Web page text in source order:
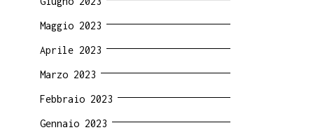
Maggio 2023
Aprile 2023
Marzo 2023
Febbraio 2023
Gennaio 2023